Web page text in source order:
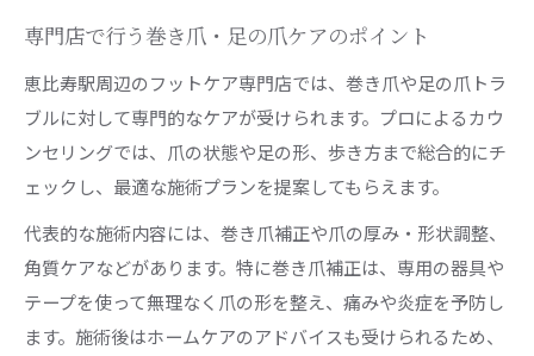
専門店で行う巻き爪・足の爪ケアのポイント
恵比寿駅周辺のフットケア専門店では、巻き爪や足の爪トラ
ブルに対して専門的なケアが受けられます。プロによるカウ
ンセリングでは、爪の状態や足の形、歩き方まで総合的にチ
ェックし、最適な施術プランを提案してもらえます。
代表的な施術内容には、巻き爪補正や爪の厚み・形状調整、
角質ケアなどがあります。特に巻き爪補正は、専用の器具や
テープを使って無理なく爪の形を整え、痛みや炎症を予防し
ます。施術後はホームケアのアドバイスも受けられるため、